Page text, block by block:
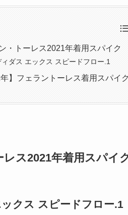
・トーレス2021年着用スパイク
ィダス エックス スピードフロー.1
年】フェラントーレス着用スパイ
ス2021年着用スパイ
クス スピードフロー.1